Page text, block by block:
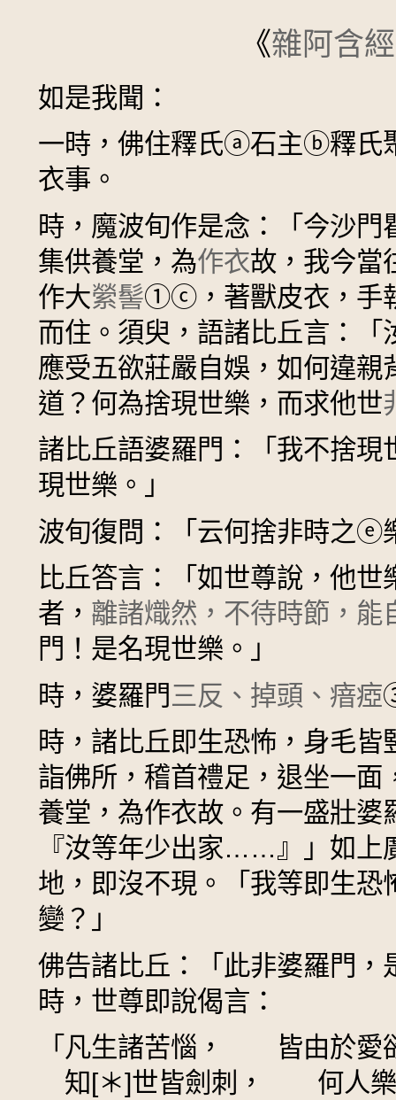
《雜阿含
如是我聞：
一時，佛住釋氏ⓐ石主ⓑ釋氏
衣事。
時，魔波旬作是念：「今沙
集供養堂，為作衣故，我今當
作大縈髻①ⓒ，著獸皮衣，手
而住。須臾，語諸比丘言：
應受五欲莊嚴自娛，如何違親
道？何為捨現世樂，而求他世
諸比丘語婆羅門：「我不捨
現世樂。」
波旬復問：「云何捨非時之ⓔ
比丘答言：「如世尊說，他
者， 離諸熾然，不待時節，能
門！是名現世樂。」
時，婆羅門三反、掉頭、瘖瘂
時，諸比丘即生恐怖，身毛
詣佛所，稽首禮足，退坐一
養堂，為作衣故。有一盛壯婆
『汝等年少出家……』」如上
地，即沒不現。「我等即生
變？」
佛告諸比丘：「此非婆羅門
時，世尊即說偈言：
「凡生諸苦惱， 皆由於愛
知[＊]世皆劍刺， 何人樂